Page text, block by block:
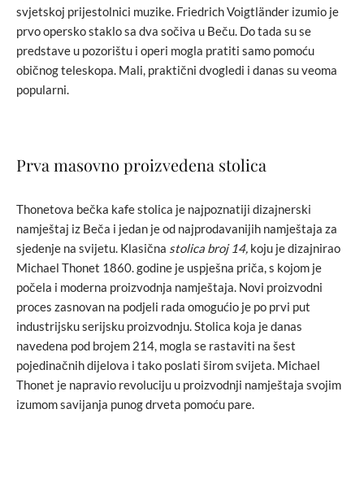
svjetskoj prijestolnici muzike. Friedrich Voigtländer izumio je
prvo opersko staklo sa dva sočiva u Beču. Do tada su se
predstave u pozorištu i operi mogla pratiti samo pomoću
običnog teleskopa. Mali, praktični dvogledi i danas su veoma
popularni.
Prva masovno proizvedena stolica
Thonetova bečka kafe stolica je najpoznatiji dizajnerski
namještaj iz Beča i jedan je od najprodavanijih namještaja za
sjedenje na svijetu. Klasična stolica broj 14, koju je dizajnirao
Michael Thonet 1860. godine je uspješna priča, s kojom je
počela i moderna proizvodnja namještaja. Novi proizvodni
proces zasnovan na podjeli rada omogućio je po prvi put
industrijsku serijsku proizvodnju. Stolica koja je danas
navedena pod brojem 214, mogla se rastaviti na šest
pojedinačnih dijelova i tako poslati širom svijeta. Michael
Thonet je napravio revoluciju u proizvodnji namještaja svojim
izumom savijanja punog drveta pomoću pare.